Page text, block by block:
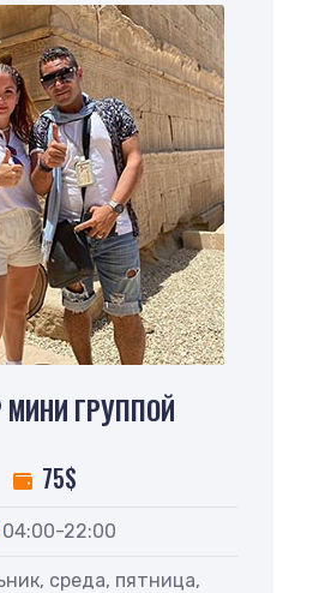
ГРУППОЙ
75$
04:00-22:00
среда, пятница,